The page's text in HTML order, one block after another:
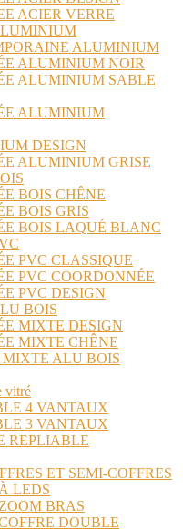
ACIER VERRE
ALUMINIUM
ALUMINIUM NOIR
ALUMINIUM SABLE
ALUMINIUM
DESIGN
ALUMINIUM GRISE
BOIS CHÊNE
BOIS GRIS
BOIS LAQUÉ BLANC
PVC CLASSIQUE
PVC COORDONNÉE
PVC DESIGN
BOIS
MIXTE DESIGN
MIXTE CHÊNE
MIXTE ALU BOIS
vitré
4 VANTAUX
3 VANTAUX
REPLIABLE
ET SEMI-COFFRES
LEDS
BRAS
DOUBLE